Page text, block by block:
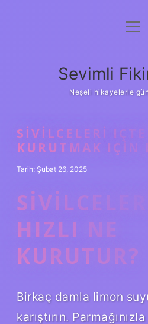
Anasayfa
Yasal
Sevimli
Neşeli hikayelerle
SIVILCELERI
KURUTMAK IÇIN
Tarih: Şubat 26, 2025
HIZLI NE
KURUTUR?
Birkaç damla limon
karıştırın.